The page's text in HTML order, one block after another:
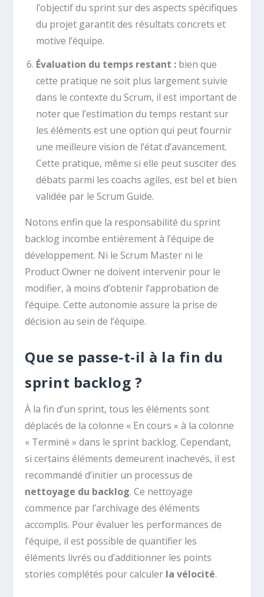
l’objectif du sprint sur des aspects spécifiques
du projet garantit des résultats concrets et
motive l’équipe.
Évaluation du temps restant :bien que
cette pratique ne soit plus largement suivie
dans le contexte du Scrum, il est important de
noter que l’estimation du temps restant sur
les éléments est une option qui peut fournir
une meilleure vision de l’état d’avancement.
Cette pratique, même si elle peut susciter des
débats parmi les coachs agiles, est bel et bien
validée par le Scrum Guide.
Notons enfin que la responsabilité du sprint
backlog incombe entièrement à l’équipe de
développement. Ni le Scrum Master ni le
Product Owner ne doivent intervenir pour le
modifier, à moins d’obtenir l’approbation de
l’équipe. Cette autonomie assure la prise de
décision au sein de l’équipe.
Que se passe-t-il à la fin du
sprint backlog ?
À la fin d’un sprint, tous les éléments sont
déplacés de la colonne « En cours » à la colonne
« Terminé » dans le sprint backlog. Cependant,
si certains éléments demeurent inachevés, il est
recommandé d’initier un processus de
nettoyage du backlog. Ce nettoyage
commence par l’archivage des éléments
accomplis. Pour évaluer les performances de
l’équipe, il est possible de quantifier les
éléments livrés ou d’additionner les points
stories complétés pour calculer la vélocité.